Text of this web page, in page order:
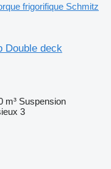
frigorifique Schmitz
Double deck
m³ Suspension
3